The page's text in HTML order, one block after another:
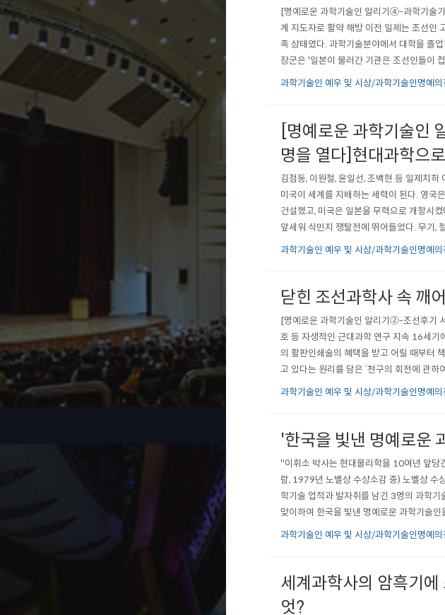
[명예로운 과학기술인 알리기④-과학기술
계 지도자로 활약 해방 이전 일제는 조선인
족 상태였다. 과학기술분야에서 대학을 졸
장군은 '일본이 물러간 기관은 조선인들이
연구소를 접수하는 주역으로 활동해야 했고
과학기술인 예우 및 시상/과학기술인명예의
[명예로운 과학기술인
명을 열다]현대과학으
김점동, 이원철, 윤일선, 조백현 등 일제치
미국이 세계를 지배하는 세력이 된다. 영국
건설했고, 미국은 일본을 무력으로 개항시
앞세워 식민지 쟁탈전에 뛰어들었다. 무기,
리나라에도 도착해 굳게 닫힌 조선의 문을
과학기술인 예우 및 시상/과학기술인명예의
닫힌 조선과학사 속 깨
[명예로운 과학기술인 알리기②-조선후기
호 등 자생적인 근대과학 연구 지속 16세기
의 활판인쇄술의 혜택을 받고 어릴 때부터
고 있다는 원리를 담은 ‘천구의 회전에 관
놓고 행성의 운동을 부등속 타원운동으로
과학기술인 예우 및 시상/과학기술인명예의
'한국을 빛낸 명예로운
"이휘소 박사는 현대물리학을 10여년 앞당
람, 1979년 노벨상 수상소감 중) 노벨상 수
학기술 업적과 발자취를 남긴 3명의 과학
맞이하여 한국을 빛낸 명예로운 과학기술
이번에 발행되는 우표에는 이론물리학자
과학기술인 예우 및 시상/과학기술인명예의
세계과학사의 암흑기
엇?